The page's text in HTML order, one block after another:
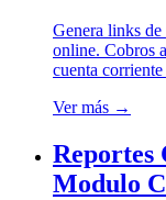
Genera links de
online. Cobros
cuenta
Ver más →
Modulo